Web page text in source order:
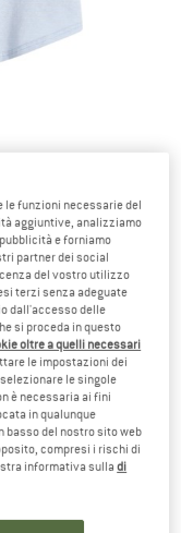
spedizione. Si apre in
le funzioni necessarie del
aggiuntive, analizziamo
e forniamo
partner dei social
del vostro utilizzo
terzi senza adeguate
dall'accesso delle
si proceda in questo
oltre a quelli necessari
le impostazioni dei
le singole
è necessaria ai fini
in qualunque
basso del nostro sito web
compresi i rischi di
informativa sulladi